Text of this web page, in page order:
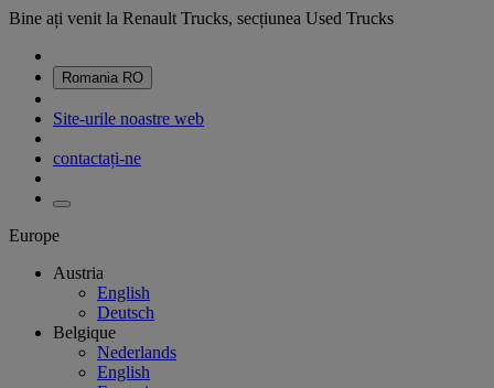
Bine ați venit la Renault Trucks, secțiunea Used Trucks
Romania RO
Site-urile noastre web
contactați-ne
Europe
Austria
English
Deutsch
Belgique
Nederlands
English